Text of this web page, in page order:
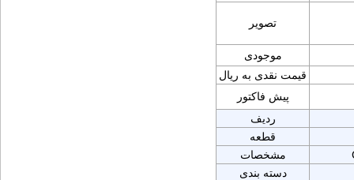
تصویر
موجودی
قیمت نقدی به ریال
پیش فاکتور
ردیف
قطعه
مشخصات
دسته بندی